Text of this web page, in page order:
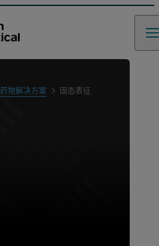
药物解决方案 固态表征